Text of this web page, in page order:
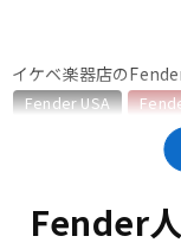
ドラム
イケベ楽器店の
Fender USA
Fender Made in
Fender Custom
Fender